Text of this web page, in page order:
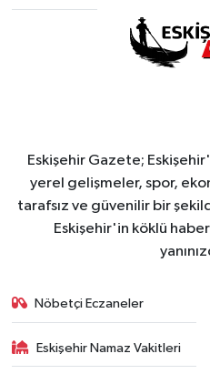
Eskişehir Gazete;
yerel gelişmeler, spor,
tarafsız ve güvenilir bir
Eskişehir'in köklü
Nöbetçi Eczaneler
Eskişehir Namaz Vakitleri